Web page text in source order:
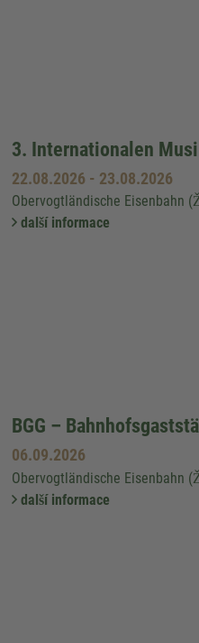
3. Internationalen
22.08.2026- 23.08.2026
Obervogtländische Eisenbahn
další informace
BGG –
06.09.2026
Obervogtländische Eisenbahn
další informace